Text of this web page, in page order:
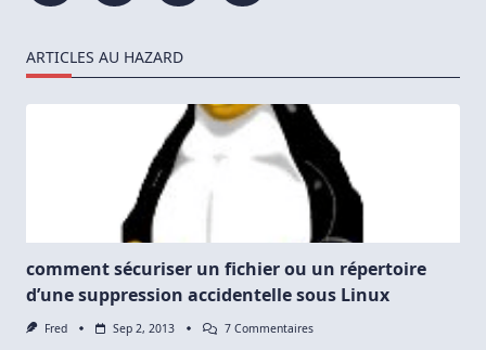
ARTICLES AU HAZARD
comment sécuriser un fichier ou un répertoire
d’une suppression accidentelle sous Linux
Fred Sep 2, 2013 7 CommentairesSur